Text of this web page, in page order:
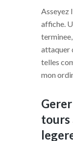
Asseyez
affiche.
attaquer
telles
mon
tours